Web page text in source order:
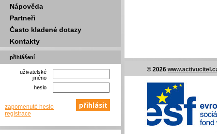
Nápověda
Partneři
Často kladené dotazy
Kontakty
přihlášení
uživatelské
jméno
heslo
zapomenuté heslo
registrace
© 2026